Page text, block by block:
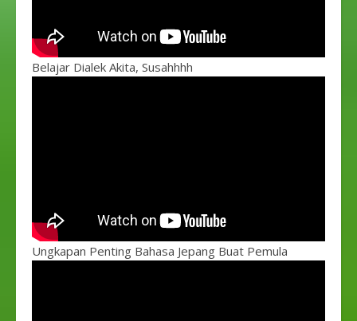
Belajar Dialek Akita, Susahhhh
Ungkapan Penting Bahasa Jepang Buat Pemula